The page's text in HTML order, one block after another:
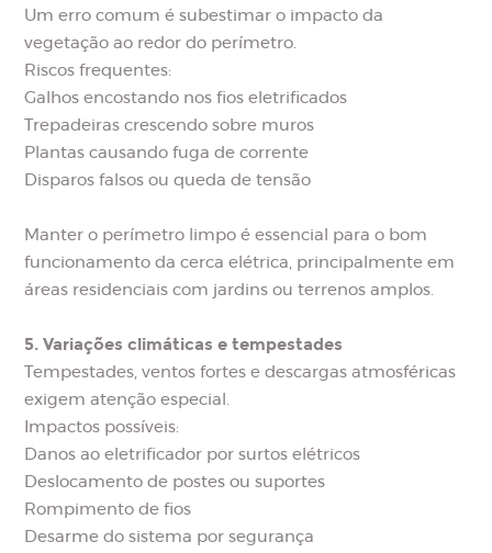
Um erro comum é subestimar o impacto da
vegetação ao redor do perímetro.
Riscos frequentes:
Galhos encostando nos fios eletrificados
Trepadeiras crescendo sobre muros
Plantas causando fuga de corrente
Disparos falsos ou queda de tensão
Manter o perímetro limpo é essencial para o bom
funcionamento da cerca elétrica, principalmente em
áreas residenciais com jardins ou terrenos amplos.
5. Variações climáticas e tempestades
Tempestades, ventos fortes e descargas atmosféricas
exigem atenção especial.
Impactos possíveis:
Danos ao eletrificador por surtos elétricos
Deslocamento de postes ou suportes
Rompimento de fios
Desarme do sistema por segurança